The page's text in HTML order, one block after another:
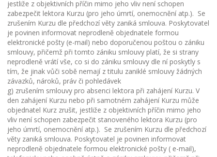
jestliže z objektivních příčin mimo jeho vliv není schopen
zabezpečit lektora Kurzu (pro jeho úmrtí, onemocnění atp.). Se
zrušením Kurzu dle předchozí věty zaniká smlouva. Poskytovatel
je povinen informovat neprodleně objednatele formou
elektronické pošty (e-mail) nebo doporučenou poštou o zániku
smlouvy, přičemž při tomto zániku smlouvy platí, že si strany
neprodleně vrátí vše, co si do zániku smlouvy dle ní poskytly s
tím, že jinak vůči sobě nemají z titulu zaniklé smlouvy žádných
závazků, nároků, práv či pohledávek
g) zrušením smlouvy pro absenci lektora při zahájení Kurzu. V
den zahájení Kurzu nebo při samotném zahájení Kurzu může
objednatel Kurz zrušit, jestliže z objektivních příčin mimo jeho
vliv není schopen zabezpečit stanoveného lektora Kurzu (pro
jeho úmrtí, onemocnění atp.). Se zrušením Kurzu dle předchozí
věty zaniká smlouva. Poskytovatel je povinen informovat
neprodleně objednatele formou elektronické pošty ( e-mail),